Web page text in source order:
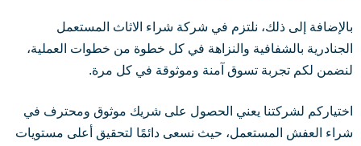
بالإضافة إلى ذلك، نلتزم في شركة شراء الاثاث المستعمل
الجنادرية بالشفافية والنزاهة في كل خطوة من خطوات العملية،
لنضمن لكم تجربة تسوق آمنة وموثوقة في كل مرة.
اختياركم لشركتنا يعني الحصول على شريك موثوق ومحترف في
شراء العفش المستعمل، حيث نسعى دائمًا لتحقيق أعلى مستويات